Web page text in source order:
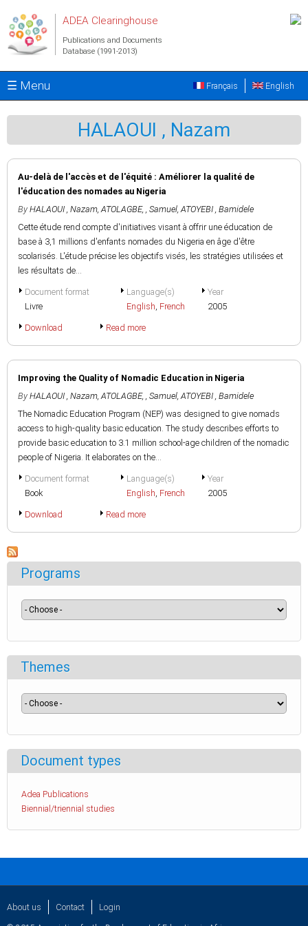
ADEA Clearinghouse
Publications and Documents
Database (1991-2013)
☰ Menu English
Français
HALAOUI , Nazam
Au-delà de l'accès et de l'équité : Améliorer la qualité de
l'éducation des nomades au Nigeria
By HALAOUI , Nazam,ATOLAGBE, , Samuel,ATOYEBI , Bamidele
Cette étude rend compte d'initiatives visant à offrir une éducation de
base à 3,1 millions d'enfants nomades du Nigeria en âge d'être
scolarisés. L'étude précise les objectifs visés, les stratégies utilisées et
les résultats de...
Document format
Livre
Language(s)
English, French
Year
2005
Download Read more
Improving the Quality of Nomadic Education in Nigeria
By HALAOUI , Nazam,ATOLAGBE, , Samuel,ATOYEBI , Bamidele
The Nomadic Education Program (NEP) was designed to give nomads
access to high-quality basic education. The study describes efforts to
provide basic education to 3.1 million school-age children of the nomadic
people of Nigeria. It elaborates on the...
Document format
Book
Language(s)
English, French
Year
2005
Download Read more
Programs
Themes
Document types
Adea Publications
Biennial/triennial studies
About us Contact Login